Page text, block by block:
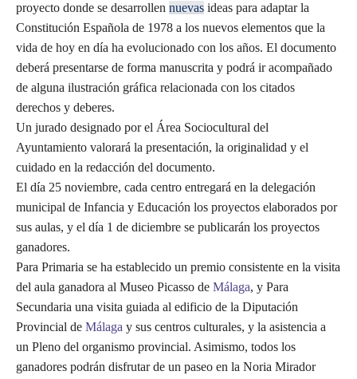
proyecto donde se desarrollen nuevas ideas para adaptar la
Constitución Española de 1978 a los nuevos elementos que la
vida de hoy en día ha evolucionado con los años. El documento
deberá presentarse de forma manuscrita y podrá ir acompañado
de alguna ilustración gráfica relacionada con los citados
derechos y deberes.
Un jurado designado por el Área Sociocultural del
Ayuntamiento valorará la presentación, la originalidad y el
cuidado en la redacción del documento.
El día 25 noviembre, cada centro entregará en la delegación
municipal de Infancia y Educación los proyectos elaborados por
sus aulas, y el día 1 de diciembre se publicarán los proyectos
ganadores.
Para Primaria se ha establecido un premio consistente en la visita
del aula ganadora al Museo Picasso de Málaga, y Para
Secundaria una visita guiada al edificio de la Diputación
Provincial de Málaga y sus centros culturales, y la asistencia a
un Pleno del organismo provincial. Asimismo, todos los
ganadores podrán disfrutar de un paseo en la Noria Mirador